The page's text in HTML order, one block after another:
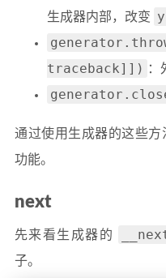
生成器内部，改变
traceback]])
：
通过使用生成器的这些
功能。
next
先来看生成器的
子。